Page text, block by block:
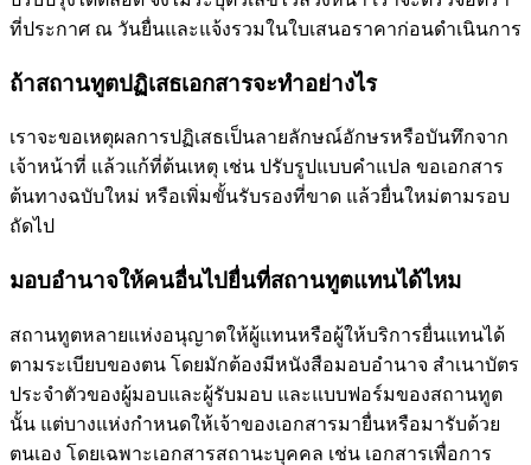
ที่ประกาศ ณ วันยื่นและแจ้งรวมในใบเสนอราคาก่อนดำเนินการ
ถ้าสถานทูตปฏิเสธเอกสารจะทำอย่างไร
เราจะขอเหตุผลการปฏิเสธเป็นลายลักษณ์อักษรหรือบันทึกจาก
เจ้าหน้าที่ แล้วแก้ที่ต้นเหตุ เช่น ปรับรูปแบบคำแปล ขอเอกสาร
ต้นทางฉบับใหม่ หรือเพิ่มขั้นรับรองที่ขาด แล้วยื่นใหม่ตามรอบ
ถัดไป
มอบอำนาจให้คนอื่นไปยื่นที่สถานทูตแทนได้ไหม
สถานทูตหลายแห่งอนุญาตให้ผู้แทนหรือผู้ให้บริการยื่นแทนได้
ตามระเบียบของตน โดยมักต้องมีหนังสือมอบอำนาจ สำเนาบัตร
ประจำตัวของผู้มอบและผู้รับมอบ และแบบฟอร์มของสถานทูต
นั้น แต่บางแห่งกำหนดให้เจ้าของเอกสารมายื่นหรือมารับด้วย
ตนเอง โดยเฉพาะเอกสารสถานะบุคคล เช่น เอกสารเพื่อการ